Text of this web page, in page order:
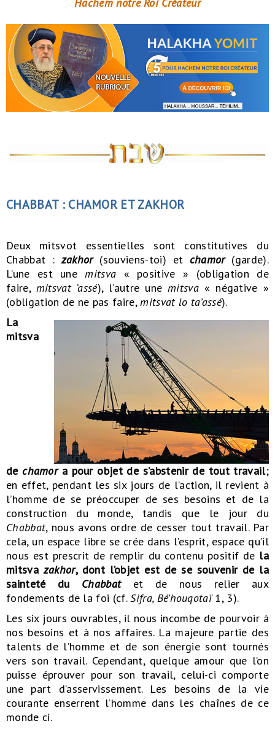
Hachem notre Roi Créateur
CHABBAT : CHAMOR ET ZAKHOR
Deux mitsvot essentielles sont constitutives du
Chabbat : zakhor (souviens-toi) et chamor (garde).
L’une est une mitsva « positive » (obligation de
faire, mitsvat ‘assé), l’autre une mitsva « négative »
(obligation de ne pas faire, mitsvat lo ta’assé).
La
mitsva
de chamora pour objet de s’abstenir de tout travail;
en effet, pendant les six jours de l’action, il revient à
l’homme de se préoccuper de ses besoins et de la
construction du monde, tandis que le jour du
Chabbat, nous avons ordre de cesser tout travail. Par
cela, un espace libre se crée dans l’esprit, espace qu’il
nous est prescrit de remplir du contenu positif de la
mitsva zakhor, dont l’objet est de se souvenir de la
sainteté du Chabbat
et de nous relier aux
fondements de la foi (cf.Sifra, Bé’houqotaï1, 3).
Les six jours ouvrables, il nous incombe de pourvoir à
nos besoins et à nos affaires. La majeure partie des
talents de l’homme et de son énergie sont tournés
vers son travail. Cependant, quelque amour que l’on
puisse éprouver pour son travail, celui-ci comporte
une part d’asservissement. Les besoins de la vie
courante enserrent l’homme dans les chaînes de ce
monde ci.